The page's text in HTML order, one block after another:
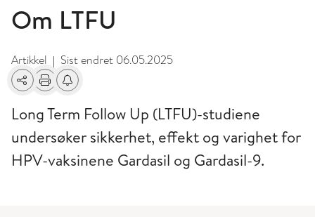
Om LTFU
Artikkel | Sist endret 06.05.2025
Del Skriv utFå varsel om endringer
Long Term Follow Up (LTFU)-studiene
undersøker sikkerhet, effekt og varighet for
HPV-vaksinene Gardasil og Gardasil-9.